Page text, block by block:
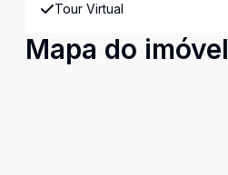
Tour Virtual
Mapa do imóvel